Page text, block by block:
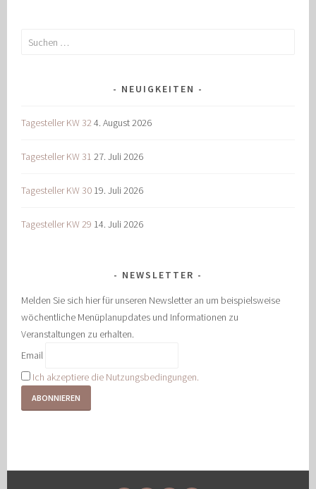
Suchen
NEUIGKEITEN
Tagesteller KW 324. August 2026
Tagesteller KW 31 27. Juli 2026
Tagesteller KW 30 19. Juli 2026
Tagesteller KW 29 14. Juli 2026
NEWSLETTER
Melden Sie sich hier für unseren Newsletter an um beispielsweise
wöchentliche Menüplanupdates und Informationen zu
Veranstaltungen zu erhalten.
Email
Ich akzeptiere die Nutzungsbedingungen.